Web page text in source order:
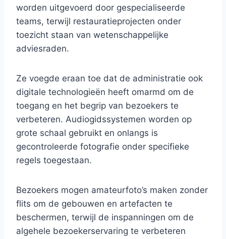
worden uitgevoerd door gespecialiseerde
teams, terwijl restauratieprojecten onder
toezicht staan ​​van wetenschappelijke
adviesraden.
Ze voegde eraan toe dat de administratie ook
digitale technologieën heeft omarmd om de
toegang en het begrip van bezoekers te
verbeteren. Audiogidssystemen worden op
grote schaal gebruikt en onlangs is
gecontroleerde fotografie onder specifieke
regels toegestaan.
Bezoekers mogen amateurfoto’s maken zonder
flits om de gebouwen en artefacten te
beschermen, terwijl de inspanningen om de
algehele bezoekerservaring te verbeteren